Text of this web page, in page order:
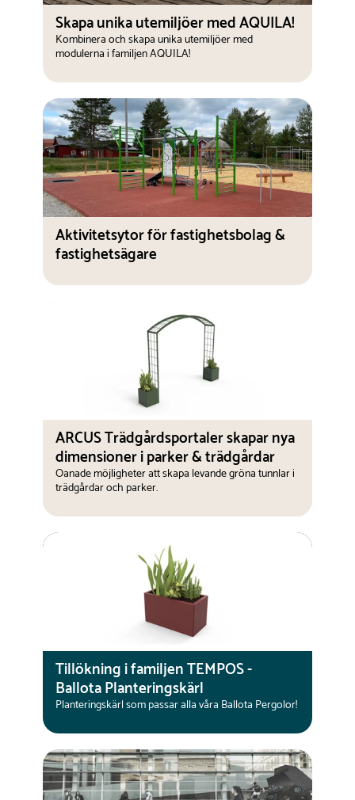
Skapa unika utemiljöer med AQUILA!
Kombinera och skapa unika utemiljöer med
modulerna i familjen AQUILA!
Aktivitetsytor för fastighetsbolag &
fastighetsägare
ARCUS Trädgårdsportaler skapar nya
dimensioner i parker & trädgårdar
Oanade möjligheter att skapa levande gröna tunnlar i
trädgårdar och parker.
Tillökning i familjen TEMPOS -
Ballota Planteringskärl
Planteringskärl som passar alla våra Ballota Pergolor!